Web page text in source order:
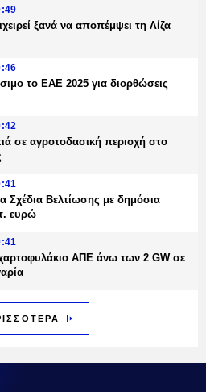
ξανά να αποπέμψει τη Λίζα
το ΕΑΕ 2025 για διορθώσεις
σε αγροτοδασική περιοχή στο
Σχέδια Βελτίωσης με δημόσια
ευρώ
ΑΠΕ άνω των 2 GW σε